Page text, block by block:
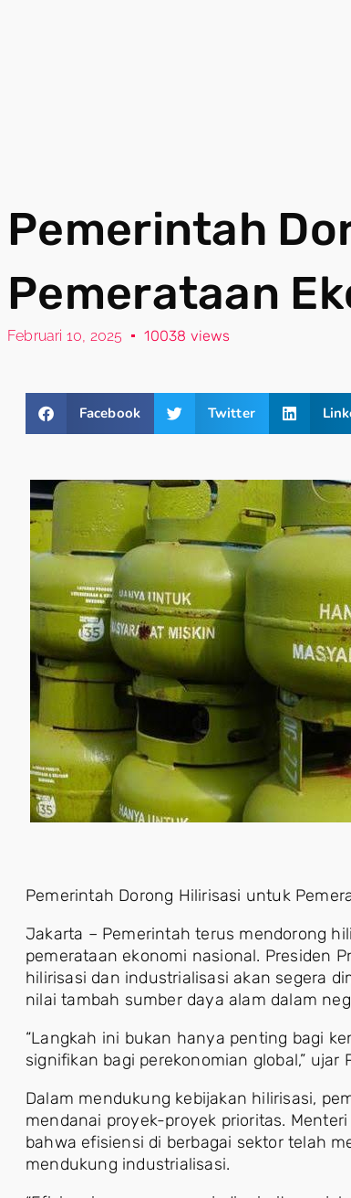
Pemerintah
Pemerataan
Februari 10, 2025 10038 views
Facebook Twitter
Pemerintah Dorong Hilirisasi untuk
Jakarta – Pemerintah terus mendorong
pemerataan ekonomi nasional. Presiden
hilirisasi dan industrialisasi akan segera
nilai tambah sumber daya alam dalam
“Langkah ini bukan hanya penting bagi
signifikan bagi perekonomian global,” ujar
Dalam mendukung kebijakan hilirisasi,
mendanai proyek-proyek prioritas.
bahwa efisiensi di berbagai sektor telah
mendukung industrialisasi.